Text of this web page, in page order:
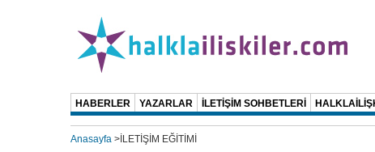
HABERLER YAZARLAR İLETİŞİM SOHBETLERİ
Anasayfa > İLETİŞİM EĞİTİMİ